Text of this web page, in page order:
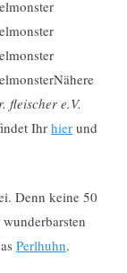
Nähere
fleischer e.V.
Ihr hier und
Denn keine 50
Perlhuhn.